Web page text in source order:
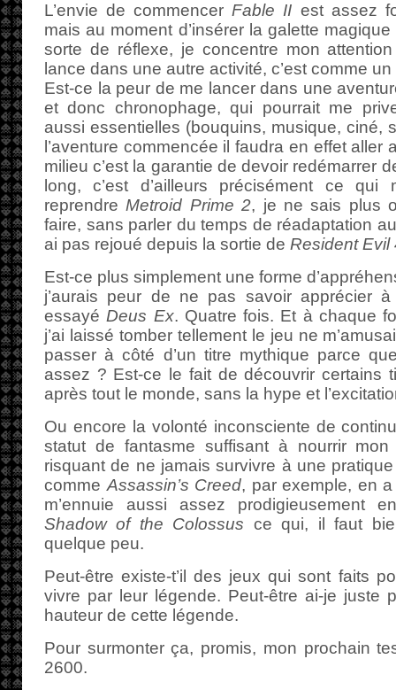
L’envie de commencer Fable II est assez
mais au moment d’insérer la galette
sorte de réflexe, je concentre mon
lance dans une autre activité, c’est comme
Est-ce la peur de me lancer dans une
et donc chronophage, qui pourrait me
aussi essentielles (bouquins, musique, ciné,
l’aventure commencée il faudra en effet aller
milieu c’est la garantie de devoir redémarrer
long, c’est d’ailleurs précisément ce qui
reprendre Metroid Prime 2, je ne sais plus
faire, sans parler du temps de réadaptation
ai pas rejoué depuis la sortie de Resident Evil
Est-ce plus simplement une forme
j’aurais peur de ne pas savoir apprécier
essayé Deus Ex. Quatre fois. Et à chaque
j’ai laissé tomber tellement le jeu ne
passer à côté d’un titre mythique parce
assez ? Est-ce le fait de découvrir certains
après tout le monde, sans la hype et
Ou encore la volonté inconsciente de
statut de fantasme suffisant à nourrir
risquant de ne jamais survivre à une
comme Assassin’s Creed, par exemple, en
m’ennuie aussi assez prodigieusement
Shadow of the Colossus ce qui, il faut
quelque peu.
Peut-être existe-t’il des jeux qui sont faits
vivre par leur légende. Peut-être ai-je juste
hauteur de cette légende.
Pour surmonter ça, promis, mon prochain
2600.